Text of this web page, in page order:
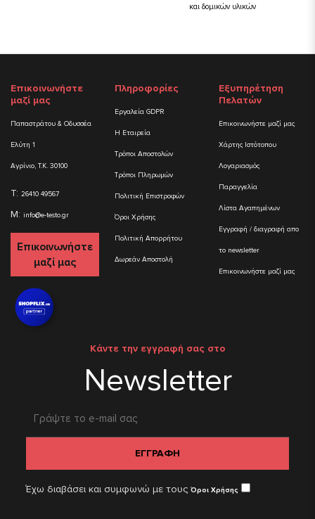
και δομικών υλικών
Επικοινωνήστε
μαζί μας
Παπαστράτου & Οδυσσέα
Ελύτη 1
Αγρίνιο, Τ.Κ. 30100
T: 26410 49567
M: info@e-testo.gr
Επικοινωνήστε
μαζί μας
Πληροφορίες
Εργαλεία GDPR
Η Εταιρεία
Τρόποι Αποστολών
Τρόποι Πληρωμών
Πολιτική Επιστροφών
Όροι Χρήσης
Πολιτική Απορρήτου
Δωρεάν Αποστολή
Εξυπηρέτηση
Πελατών
Επικοινωνήστε μαζί μας
Χάρτης Ιστότοπου
Λογαριασμός
Παραγγελία
Λίστα Αγαπημένων
Εγγραφή / διαγραφή απο
το newsletter
Επικοινωνήστε μαζί μας
Κάντε την εγγραφή σας στο
Newsletter
ΕΓΓΡΑΦΗ
Έχω διαβάσει και συμφωνώ με τουςΌροι Χρήσης